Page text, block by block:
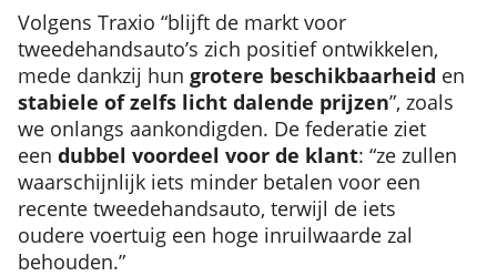
Volgens Traxio “blijft de markt voor
tweedehandsauto’s zich positief ontwikkelen,
mede dankzij hun grotere beschikbaarheid en
stabiele of zelfs licht dalende prijzen”, zoals
we onlangs aankondigden. De federatie ziet
een dubbel voordeel voor de klant: “ze zullen
waarschijnlijk iets minder betalen voor een
recente tweedehandsauto, terwijl de iets
oudere voertuig een hoge inruilwaarde zal
behouden.”